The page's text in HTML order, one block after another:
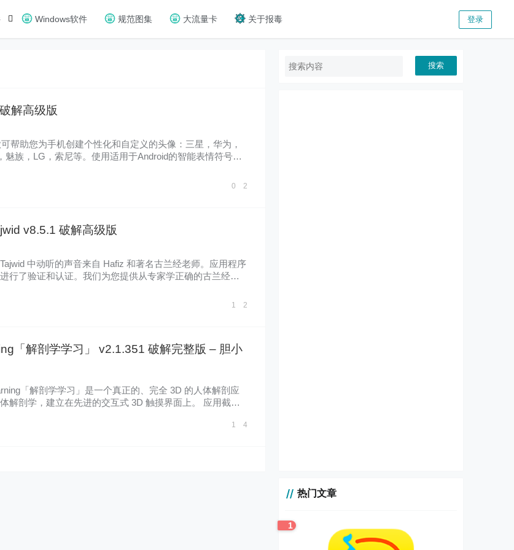
Windows软件 规范图集 大流量卡 关于报毒 登录
解高级版
帮助您为手机创建个性化和自定义的头像：三星，华为，
魅族，LG，索尼等。使用适用于Android的智能表情符号键
0 2
v8.5.1 破解高级版
中动听的声音来自 Hafiz 和著名古兰经老师。应用程序
行了验证和认证。我们为您提供从专家学正确的古兰经知
1 2
「解剖学学习」 v2.1.351 破解完整版 – 胆小
「解剖学学习」是一个真正的、完全 3D 的人体解剖应
解剖学，建立在先进的交互式 3D 触摸界面上。 应用截
1 4
搜索
热门文章
1